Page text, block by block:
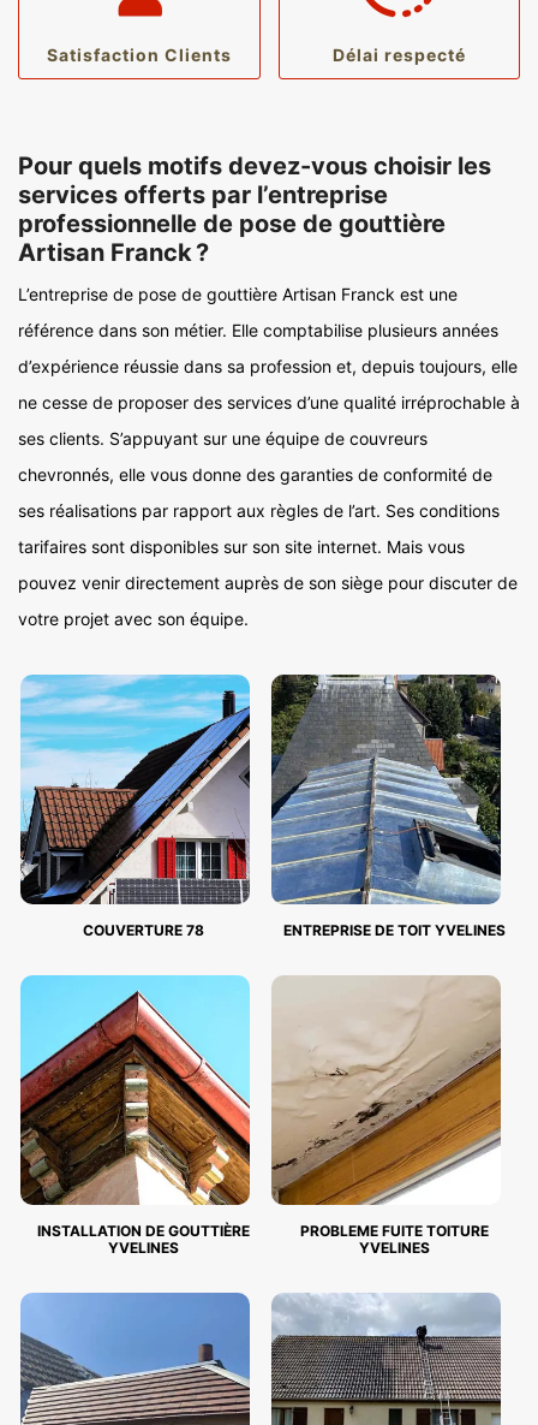
Satisfaction Clients Délai respecté
Pour quels motifs devez-vous choisir les
services offerts par l’entreprise
professionnelle de pose de gouttière
Artisan Franck ?
L’entreprise de pose de gouttière Artisan Franck est une
référence dans son métier. Elle comptabilise plusieurs années
d’expérience réussie dans sa profession et, depuis toujours, elle
ne cesse de proposer des services d’une qualité irréprochable à
ses clients. S’appuyant sur une équipe de couvreurs
chevronnés, elle vous donne des garanties de conformité de
ses réalisations par rapport aux règles de l’art. Ses conditions
tarifaires sont disponibles sur son site internet. Mais vous
pouvez venir directement auprès de son siège pour discuter de
votre projet avec son équipe.
COUVERTURE 78 ENTREPRISE DE TOIT YVELINES
INSTALLATION DE GOUTTIÈRE
YVELINES
PROBLEME FUITE TOITURE
YVELINES